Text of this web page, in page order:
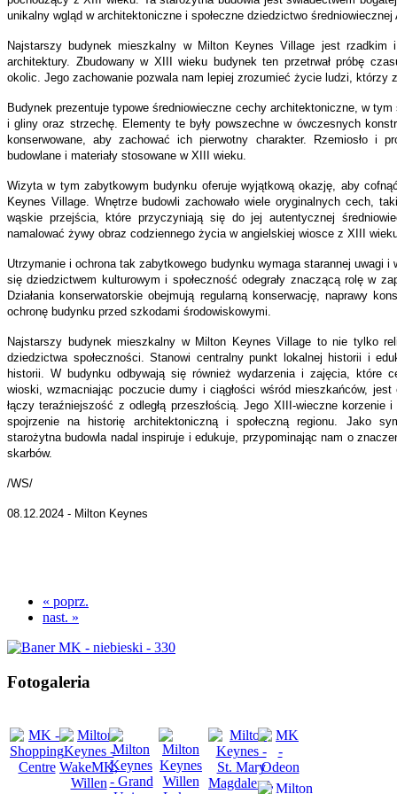
unikalny wgląd w architektoniczne i społeczne dziedzictwo średniowiecznej
Najstarszy budynek mieszkalny w Milton Keynes Village jest rzadkim i
architektury. Zbudowany w XIII wieku budynek ten przetrwał próbę
okolic. Jego zachowanie pozwala nam lepiej zrozumieć życie ludzi, którzy
Budynek prezentuje typowe średniowieczne cechy architektoniczne, w
i gliny oraz strzechę. Elementy te były powszechne w ówczesnych
konserwowane, aby zachować ich pierwotny charakter. Rzemiosło i
budowlane i materiały stosowane w XIII wieku.
Wizyta w tym zabytkowym budynku oferuje wyjątkową okazję, aby
Keynes Village. Wnętrze budowli zachowało wiele oryginalnych cech,
wąskie przejścia, które przyczyniają się do jej autentycznej
namalować żywy obraz codziennego życia w angielskiej wiosce z XIII
Utrzymanie i ochrona tak zabytkowego budynku wymaga starannej uwagi i
się dziedzictwem kulturowym i społeczność odegrały znaczącą rolę w
Działania konserwatorskie obejmują regularną konserwację, naprawy
ochronę budynku przed szkodami środowiskowymi.
Najstarszy budynek mieszkalny w Milton Keynes Village to nie tylko
dziedzictwa społeczności. Stanowi centralny punkt lokalnej historii i
historii. W budynku odbywają się również wydarzenia i zajęcia, które
wioski, wzmacniając poczucie dumy i ciągłości wśród mieszkańców,
łączy teraźniejszość z odległą przeszłością. Jego XIII-wieczne korzenie
spojrzenie na historię architektoniczną i społeczną regionu. Jako
starożytna budowla nadal inspiruje i edukuje, przypominając nam o
skarbów.
/WS/
08.12.2024 - Milton Keynes
« poprz.
nast. »
Fotogaleria